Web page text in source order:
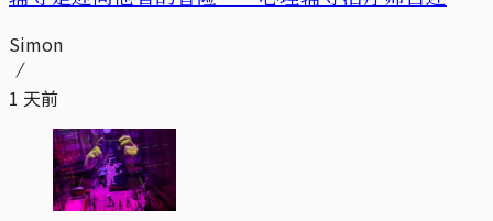
Simon
1 天前